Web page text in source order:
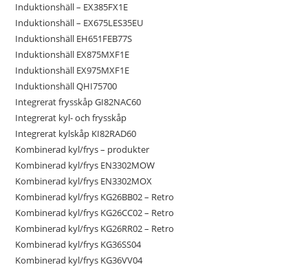
Induktionshäll – EX385FX1E
Induktionshäll – EX675LES35EU
Induktionshäll EH651FEB77S
Induktionshäll EX875MXF1E
Induktionshäll EX975MXF1E
Induktionshäll QHI75700
Integrerat frysskåp GI82NAC60
Integrerat kyl- och frysskåp
Integrerat kylskåp KI82RAD60
Kombinerad kyl/frys – produkter
Kombinerad kyl/frys EN3302MOW
Kombinerad kyl/frys EN3302MOX
Kombinerad kyl/frys KG26BB02 – Retro
Kombinerad kyl/frys KG26CC02 – Retro
Kombinerad kyl/frys KG26RR02 – Retro
Kombinerad kyl/frys KG36SS04
Kombinerad kyl/frys KG36VV04